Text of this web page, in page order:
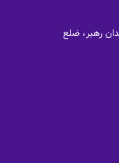
رهبر، ضلع